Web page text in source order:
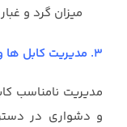
میزان گرد و
3. مدیریت کابل ها و بهینه سازی فضای رک
مدیریت نامناسب
و دشواری در